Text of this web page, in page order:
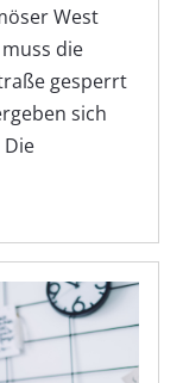
West
die
gesperrt
sich